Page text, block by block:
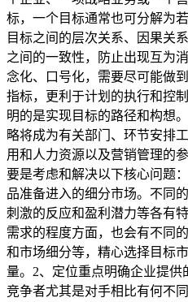
标，一个目标通常也可分解为
目标之间的层次关系、因果关
之间的一致性，防止出现互为
念化、口号化，需要尽可能做
指标，更利于计划的执行和控
明的是实现目标的路径和构想
略将成为有关部门、环节安排
用和人力资源以及营销管理的
要是考虑和解决以下核心问题
品准备进入的细分市场。不同
刺激的反应和盈利潜力等各有
需求的程度方面，也会有不同
和市场细分等，精心选择目标
量。2、定位重点明确企业提
竞争者尤其是对手相比有何不